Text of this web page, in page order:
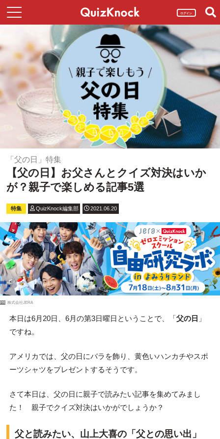
ログイン
「父の日」特集
【父の日】お父さんとクイズ対決はいか
が？親子で楽しめる記事5選
特集 QuizKnock編集部 2021.06.20
PR 株式会社JERA
本日は6月20日、6月の第3日曜日ということで、「父の日 」
ですね。
アメリカでは、父の日にバラを飾り、黄色いハンカチやスポ
ーツシャツをプレゼントするそうです。
さて本日は、父の日に親子で読みたい記事を集めてみまし
た！ 親子でクイズ対決はいかがでしょうか？
父と読みたい、山上大喜の「父との思い出」